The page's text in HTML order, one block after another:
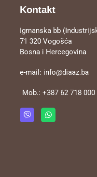
Kontakt
Igmanska bb
71 320 Vogošća
Bosna i Hercegovina
e-mail: info@diaaz.ba
Mob.:+387 62 718 000